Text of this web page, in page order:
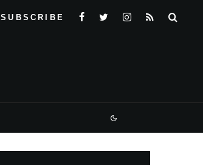
SUBSCRIBE